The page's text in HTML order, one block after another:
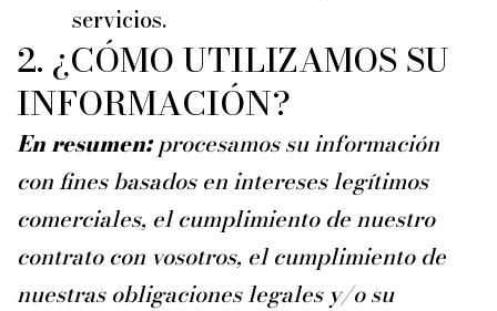
servicios.
2. ¿CÓMO UTILIZAMOS SU
INFORMACIÓN?
En resumen:procesamos su información
con fines basados en intereses legítimos
comerciales, el cumplimiento de nuestro
contrato con vosotros, el cumplimiento de
nuestras obligaciones legales y/o su